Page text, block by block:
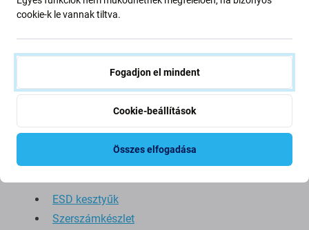
Akkumulátorcsere
Az akkumulátor cseréjekor ne feledkezzen meg a
Az akkumulátor
Akkumulátor ragasztó
Ajánlott felhasználás:
ESD kesztyűk
Szerszámkészlet
cookie-k le vannak tiltva.
Fogadjon el mindent
Cookie-beállítások
Összes elfogadása